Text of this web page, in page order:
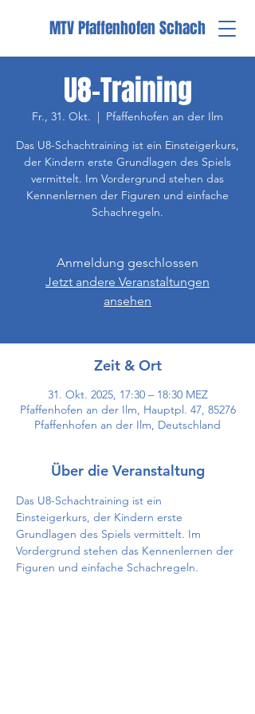
MTV Pfaffenhofen Schach
U8-Training
Fr., 31. Okt.
  |
Pfaffenhofen an der Ilm
Das U8-Schachtraining ist ein Einsteigerkurs,
der Kindern erste Grundlagen des Spiels
vermittelt. Im Vordergrund stehen das
Kennenlernen der Figuren und einfache
Schachregeln.
Anmeldung geschlossen
Jetzt andere Veranstaltungen
ansehen
Zeit & Ort
31. Okt. 2025, 17:30 – 18:30 MEZ
Pfaffenhofen an der Ilm, Hauptpl. 47, 85276
Pfaffenhofen an der Ilm, Deutschland
Über die Veranstaltung
Das U8-Schachtraining ist ein
Einsteigerkurs, der Kindern erste
Grundlagen des Spiels vermittelt. Im
Vordergrund stehen das Kennenlernen der
Figuren und einfache Schachregeln.